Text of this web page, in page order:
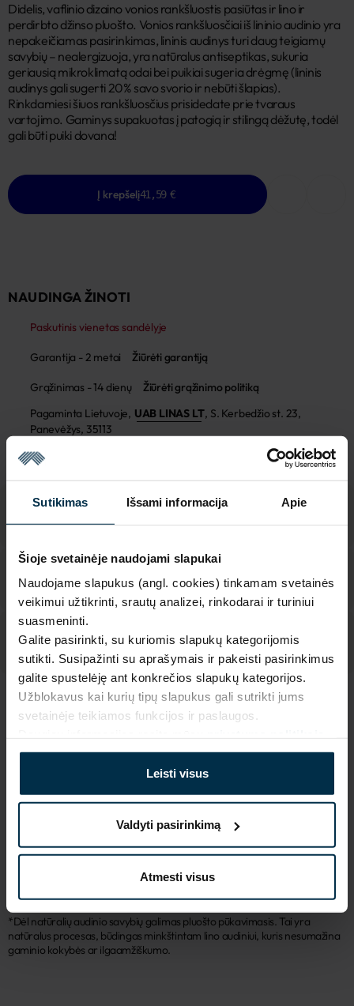
Sutikimas Išsami informacija Apie
Šioje svetainėje naudojami slapukai
Naudojame slapukus (angl. cookies) tinkamam svetainės
veikimui užtikrinti, srautų analizei, rinkodarai ir turiniui
suasmeninti.
Galite pasirinkti, su kuriomis slapukų kategorijomis
sutikti. Susipažinti su aprašymais ir pakeisti pasirinkimus
galite spustelėję ant konkrečios slapukų kategorijos.
Užblokavus kai kurių tipų slapukus gali sutrikti jums
svetainėje teikiamos funkcijos ir paslaugos.
Leisti visus
Valdyti pasirinkimą
Atmesti visus
Didelis, vaflinio dizaino vonios rankšluostis pasiūtas ir lino ir
perdirbto džinso pluošto. Vonios rankšluosčiai iš lininio audinio yra
nepakeičiamas pasirinkimas, lininis audinys turi daug teigiamų
savybių – nealergizuoja, yra natūralus antiseptikas, sukuria
geriausią mikroklimatą odai bei puikiai sugeria drėgmę (lininis
audinys gali sugerti 20% savo svorio ir nebūti šlapias).
Rinkdamiesi šiuos rankšluosčius prisidedate prie tvaraus
vartojimo. Gaminys supakuotas į patogią ir stilingą dėžutę, todėl
gali būti puiki dovana!
Į krepšelį41,59 €
NAUDINGA ŽINOTI
Paskutinis vienetas sandėlyje
Garantija - 2 metai Žiūrėti garantiją
Grąžinimas - 14 dienų
Žiūrėti grąžinimo politiką
Pagaminta Lietuvoje, UAB LINAS LT, S. Kerbedžio st. 23,
Panevėžys, 35113
MADE IN EUROPE
SAVYBĖS
405196BR_19/MAPLE_9024
405196BR
Marga
Koloristika
19/MAPLE
Audinio sudėtis
Linas 61%, Kitas pluoštas 39%
Piešinio kodas
*Dėl natūralių audinio savybių galimas pluošto pūkavimasis. Tai yra
natūralus procesas, būdingas minkštintam lino audiniui, kuris nesumažina
gaminio kokybės ar ilgaamžiškumo.